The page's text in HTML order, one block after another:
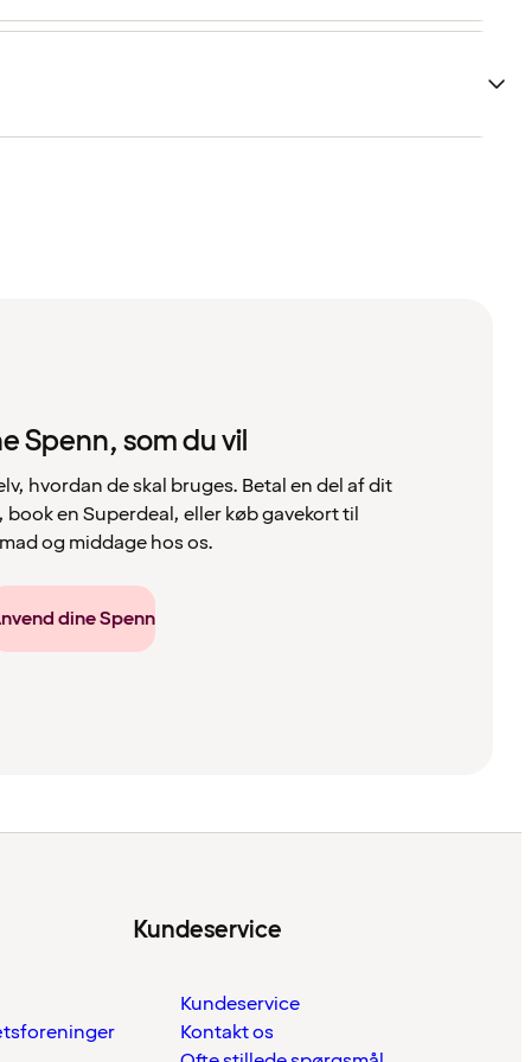
Spenn, som du vil
hvordan de skal bruges. Betal en del af dit
en Superdeal, eller køb gavekort til
og middage hos os.
dine Spenn
Kundeservice
Kundeservice
Kontakt os